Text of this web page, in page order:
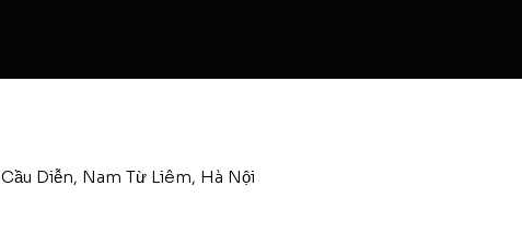
Diễn, Nam Từ Liêm, Hà Nội